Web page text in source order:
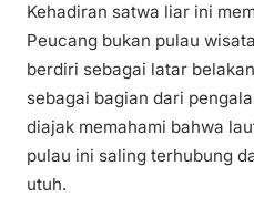
Kehadiran satwa liar ini
Peucang bukan pulau
berdiri sebagai latar
sebagai bagian dari
diajak memahami bahwa
pulau ini saling terhubung
utuh.